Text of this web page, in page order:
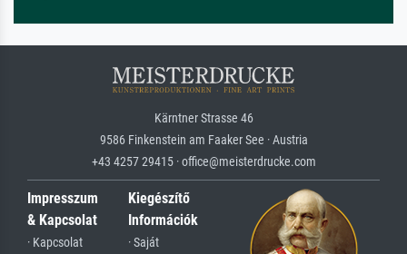
Kärntner Strasse 46
9586 Finkenstein am Faaker See · Austria
+43 4257 29415 · office@meisterdrucke.com
Impresszum
& Kapcsolat
· Kapcsolat
Kiegészítő
Információk
· Saját